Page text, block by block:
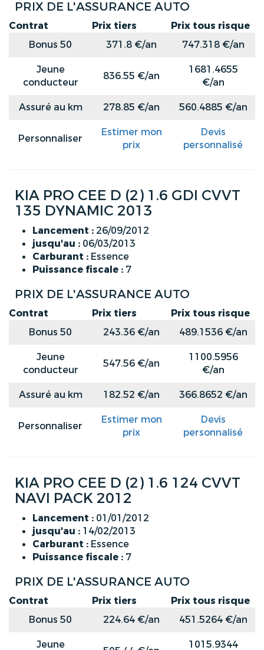
PRIX DE L'ASSURANCE AUTO
Contrat Prix tiers
Prix tous risque
Bonus 50
371.8 €/an
747.318 €/an
Jeune
conducteur
836.55 €/an
1681.4655
€/an
Assuré au km
278.85 €/an 560.4885 €/an
Personnaliser
Estimer mon
prix
Devis
personnalisé
KIA PRO CEE D (2) 1.6 GDI CVVT
135 DYNAMIC 2013
Lancement : 26/09/2012
jusqu'au : 06/03/2013
Carburant : Essence
Puissance fiscale : 7
PRIX DE L'ASSURANCE AUTO
Contrat Prix tiers
Prix tous risque
Bonus 50
243.36 €/an
489.1536 €/an
Jeune
conducteur
547.56 €/an
1100.5956
€/an
Assuré au km
182.52 €/an 366.8652 €/an
Personnaliser
Estimer mon
prix
Devis
personnalisé
KIA PRO CEE D (2) 1.6 124 CVVT
NAVI PACK 2012
Lancement : 01/01/2012
jusqu'au : 14/02/2013
Carburant : Essence
Puissance fiscale : 7
PRIX DE L'ASSURANCE AUTO
Contrat Prix tiers
Prix tous risque
Bonus 50
224.64 €/an
451.5264 €/an
Jeune
1015.9344